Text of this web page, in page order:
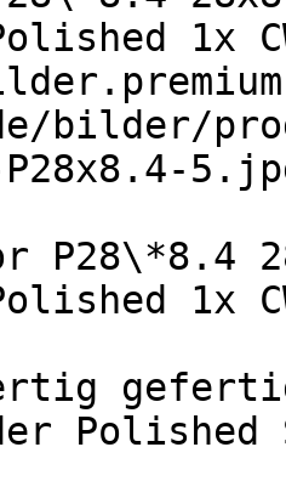
1x
bilder/
P28x8.4-
P28\*8.4
1x
Polished